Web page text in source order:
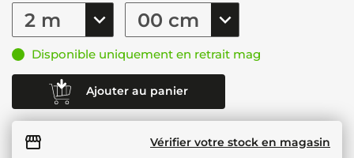
Disponible uniquement en retrait mag
Ajouter au panier
Vérifier votre stock en magasin